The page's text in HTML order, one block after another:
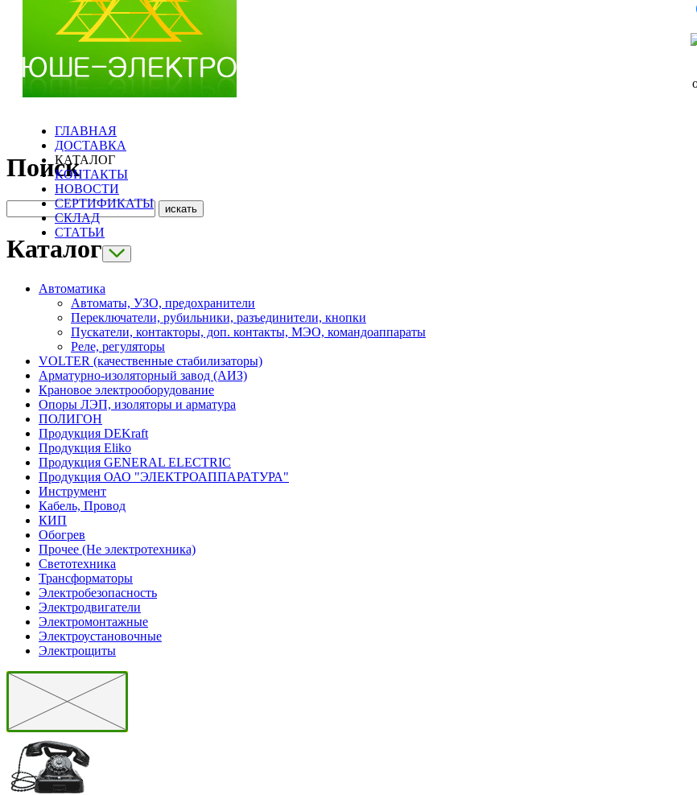
ГЛАВНАЯ
ДОСТАВКА
КАТАЛОГ
КОНТАКТЫ
НОВОСТИ
СЕРТИФИКАТЫ
СКЛАД
СТАТЬИ
Поиск
Каталог
Автоматика
Автоматы, УЗО, предохранители
Переключатели, рубильники, разъединители, кнопки
Пускатели, контакторы, доп. контакты, МЭО, командоаппараты
Реле, регуляторы
VOLTER (качественные стабилизаторы)
Арматурно-изоляторный завод (АИЗ)
Крановое электрооборудование
Опоры ЛЭП, изоляторы и арматура
ПОЛИГОН
Продукция DEKraft
Продукция Eliko
Продукция GENERAL ELECTRIC
Продукция ОАО "ЭЛЕКТРОАППАРАТУРА"
Инструмент
Кабель, Провод
КИП
Обогрев
Прочее (Не электротехника)
Светотехника
Трансформаторы
Электробезопасность
Электродвигатели
Электромонтажные
Электроустановочные
Электрощиты